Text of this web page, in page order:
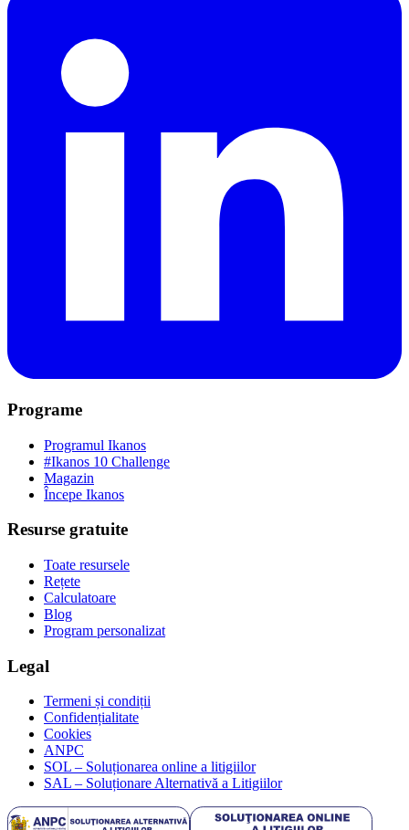
Programe
Programul Ikanos
#Ikanos 10 Challenge
Magazin
Începe Ikanos
Resurse gratuite
Toate resursele
Rețete
Calculatoare
Blog
Program personalizat
Legal
Termeni și condiții
Confidențialitate
Cookies
ANPC
SOL – Soluționarea online a litigiilor
SAL – Soluționare Alternativă a Litigiilor